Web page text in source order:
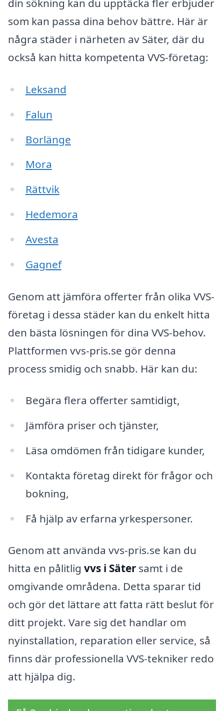
din sökning kan du upptäcka fler erbjuder
som kan passa dina behov bättre. Här är
några städer i närheten av Säter, där du
också kan hitta kompetenta VVS-företag:
Leksand
Falun
Borlänge
Mora
Rättvik
Hedemora
Avesta
Gagnef
Genom att jämföra offerter från olika VVS-
företag i dessa städer kan du enkelt hitta
den bästa lösningen för dina VVS-behov.
Plattformen vvs-pris.se gör denna
process smidig och snabb. Här kan du:
Begära flera offerter samtidigt,
Jämföra priser och tjänster,
Läsa omdömen från tidigare kunder,
Kontakta företag direkt för frågor och
bokning,
Få hjälp av erfarna yrkespersoner.
Genom att använda vvs-pris.se kan du
hitta en pålitlig vvs i Säter samt i de
omgivande områdena. Detta sparar tid
och gör det lättare att fatta rätt beslut för
ditt projekt. Vare sig det handlar om
nyinstallation, reparation eller service, så
finns där professionella VVS-tekniker redo
att hjälpa dig.